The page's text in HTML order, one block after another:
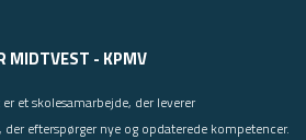
MIDTVEST - KPMV
et skolesamarbejde, der leverer
efterspørger nye og opdaterede kompetencer.